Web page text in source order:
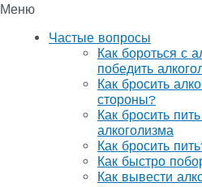
Меню
Частые вопросы
Как бороться с
победить
Как бросить
стороны?
Как бросить
алкоголизма
Как бросить
Как быстро
Как вывести